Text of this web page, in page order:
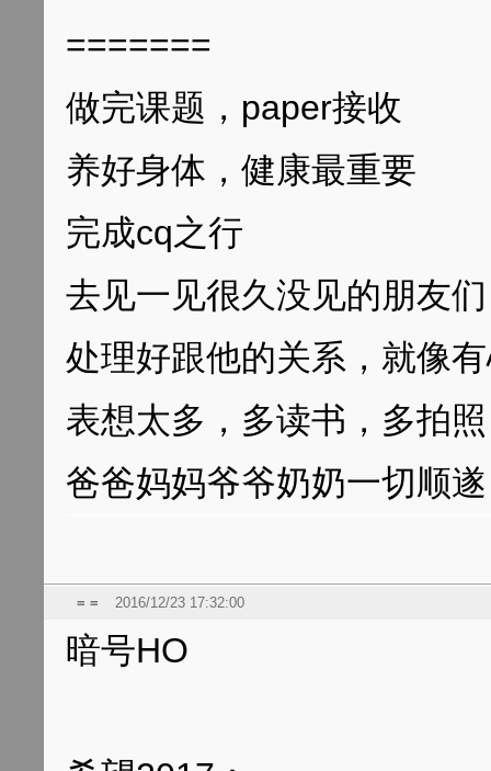
=======
做完课题，paper接收
养好身体，健康最重要
完成cq之行
去见一见很久没见的朋友们
处理好跟他的关系，就像
表想太多，多读书，多拍
爸爸妈妈爷爷奶奶一切顺遂
= = 2016/12/23 17:32:00
暗号HO